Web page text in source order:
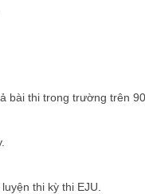
bài thi trong trường trên
thi kỳ thi EJU.